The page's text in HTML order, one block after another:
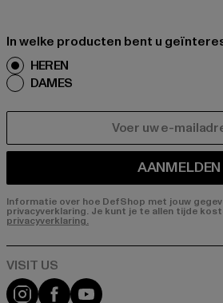
In welke producten bent u
HEREN
DAMES
AANMELDEN
Informatie over hoe DefShop met jouw
privacyverklaring. Je kunt je te allen tijde
privacyverklaring.
Visit our Instagram page:
Visit our Facebook page:
Visit our YouTube